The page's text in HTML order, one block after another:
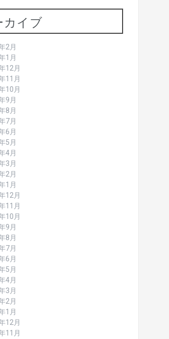
カイブ
2月
1月
12月
11月
10月
9月
8月
7月
6月
5月
4月
3月
2月
1月
12月
11月
10月
9月
8月
7月
6月
5月
4月
3月
2月
1月
12月
11月